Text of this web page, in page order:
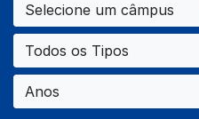
Selecione um câmpus
Todos os Tipos
Anos